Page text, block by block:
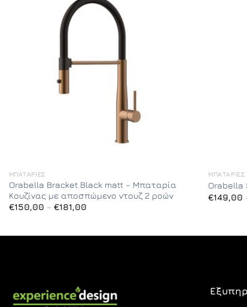
ΜΠΑΤΑΡΊΕΣ
Orabella Bracket Black matt – Μπαταρία
Κουζίνας με αποσπώμενο ντουζ 2 ροών
€150,00 – €181,00Price
ΜΠΑΤΑΡΊΕΣ
Orabella
€149,00